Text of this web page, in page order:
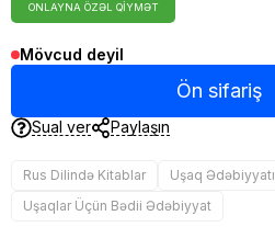
ONLAYNA ÖZƏL QIYMƏT
Mövcud deyil
Ön sifariş
Sual ver Paylaşın
Rus Dilində Kitablar
Uşaq Ədəbiyyatı
Uşaqlar Üçün Bədii Ədəbiyyat